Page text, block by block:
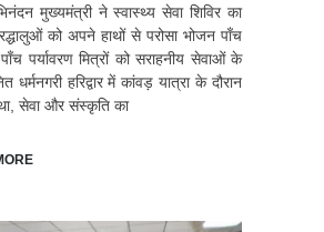
मुख्यमंत्री ने स्वास्थ्य सेवा शिविर का
को अपने हाथों से परोसा भोजन पाँच
पाँच पर्यावरण मित्रों को सराहनीय सेवाओं के
धर्मनगरी हरिद्वार में कांवड़ यात्रा के दौरान
सेवा और संस्कृति का